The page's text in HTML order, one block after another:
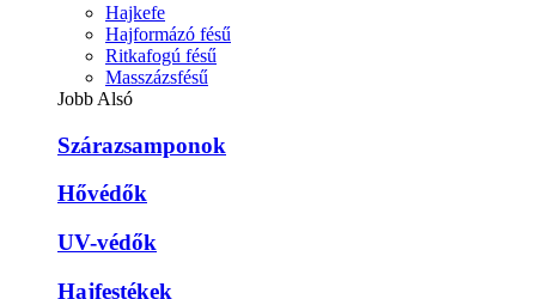
Hajkefe
Hajformázó fésű
Ritkafogú fésű
Masszázsfésű
Jobb Alsó
Szárazsamponok
Hővédők
UV-védők
Hajfestékek